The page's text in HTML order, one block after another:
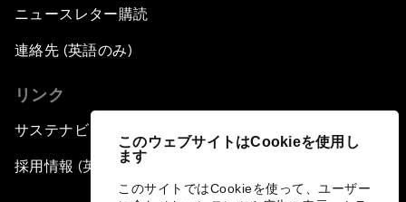
このウェブサイトはCookieを使用し
ます
このサイトではCookieを使って、ユーザー
ニュースレター購読
連絡先 (英語のみ)
リンク
サステナビリティへの取り組み
採用情報 (英語のみ)